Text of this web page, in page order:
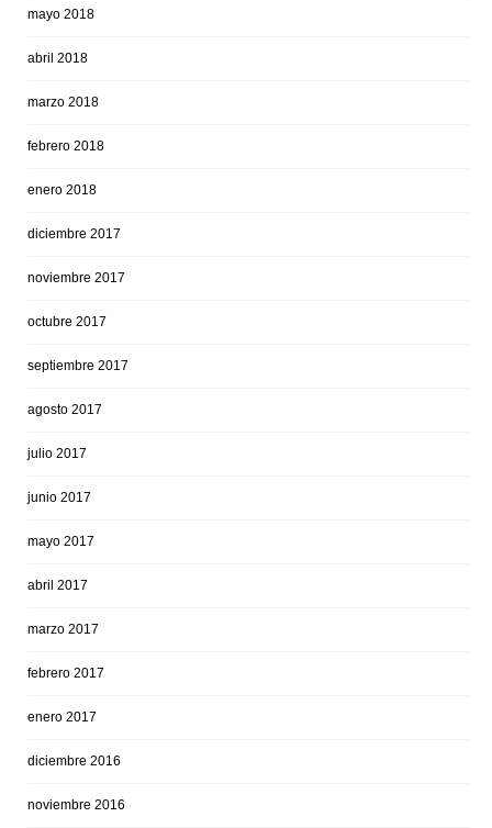
mayo 2018
abril 2018
marzo 2018
febrero 2018
enero 2018
diciembre 2017
noviembre 2017
octubre 2017
septiembre 2017
agosto 2017
julio 2017
junio 2017
mayo 2017
abril 2017
marzo 2017
febrero 2017
enero 2017
diciembre 2016
noviembre 2016